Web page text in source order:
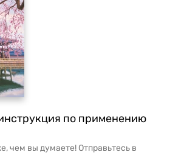
по применению
чем вы думаете! Отправьтесь в